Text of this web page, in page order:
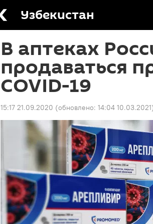
Узбекистан
В аптеках
продаваться
COVID-19
15:17 21.09.2020 (обновлено: 14:04 10.03.2021